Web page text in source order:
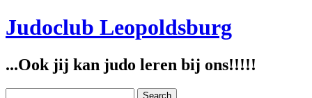
Judoclub Leopoldsburg
...Ook jij kan judo leren bij ons!!!!!